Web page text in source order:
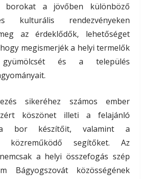
borokat a jövőben különböző
kulturális rendezvényeken
az érdeklődők, lehetőséget
megismerjék a helyi termelők
gyümölcsét és a település
sikeréhez számos ember
köszönet illeti a felajánló
bor készítőit, valamint a
közreműködő segítőket. Az
a helyi összefogás szép
Bágyogszovát közösségének